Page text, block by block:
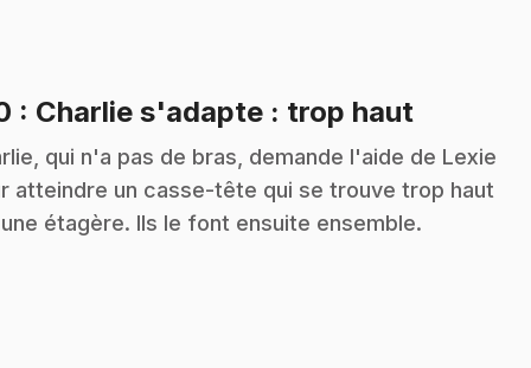
: Charlie s'adapte : trop haut.
qui n'a pas de bras, demande l'aide de Lexie
atteindre un casse-tête qui se trouve trop haut
étagère. Ils le font ensuite ensemble.